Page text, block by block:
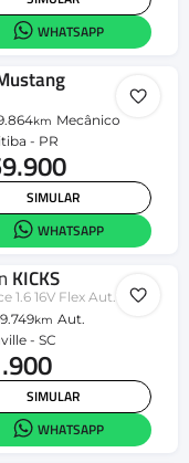
WHATSAPP
km Mecânico
- PR
SIMULAR
WHATSAPP
KICKS
1.6 16V Flex Aut.
km Aut.
- SC
SIMULAR
WHATSAPP